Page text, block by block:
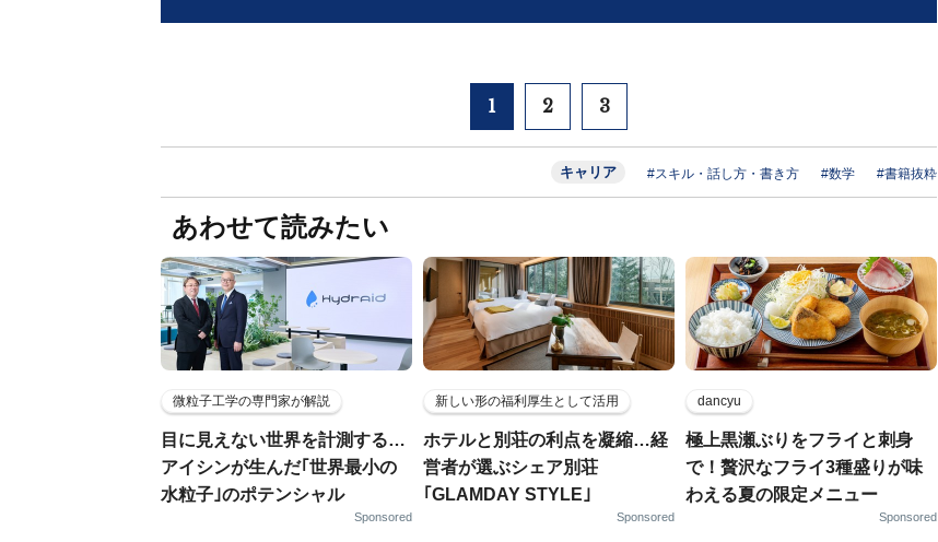
1 2 3
キャリア #スキル・話し方・書き方 #数学 #書籍抜粋
あわせて読みたい
微粒子工学の専門家が解説
目に見えない世界を計測する…
アイシンが生んだ｢世界最小の
水粒子｣のポテンシャル
Sponsored
新しい形の福利厚生として活用
ホテルと別荘の利点を凝縮…経
営者が選ぶシェア別荘
｢GLAMDAY STYLE｣
Sponsored
dancyu
極上黒瀬ぶりをフライと刺身
で！贅沢なフライ3種盛りが味
わえる夏の限定メニュー
Sponsored